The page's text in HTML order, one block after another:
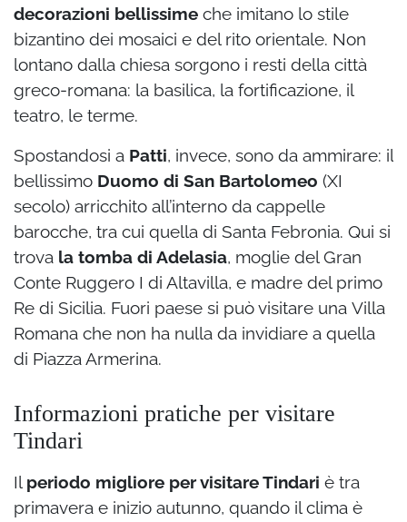
decorazioni bellissime che imitano lo stile
bizantino dei mosaici e del rito orientale. Non
lontano dalla chiesa sorgono i resti della città
greco-romana: la basilica, la fortificazione, il
teatro, le terme.
Spostandosi a Patti, invece, sono da ammirare: il
bellissimo Duomo di San Bartolomeo (XI
secolo) arricchito all’interno da cappelle
barocche, tra cui quella di Santa Febronia. Qui si
trova la tomba di Adelasia, moglie del Gran
Conte Ruggero I di Altavilla, e madre del primo
Re di Sicilia. Fuori paese si può visitare una Villa
Romana che non ha nulla da invidiare a quella
di Piazza Armerina.
Informazioni pratiche per visitare
Tindari
Il periodo migliore per visitare Tindari è tra
primavera e inizio autunno, quando il clima è